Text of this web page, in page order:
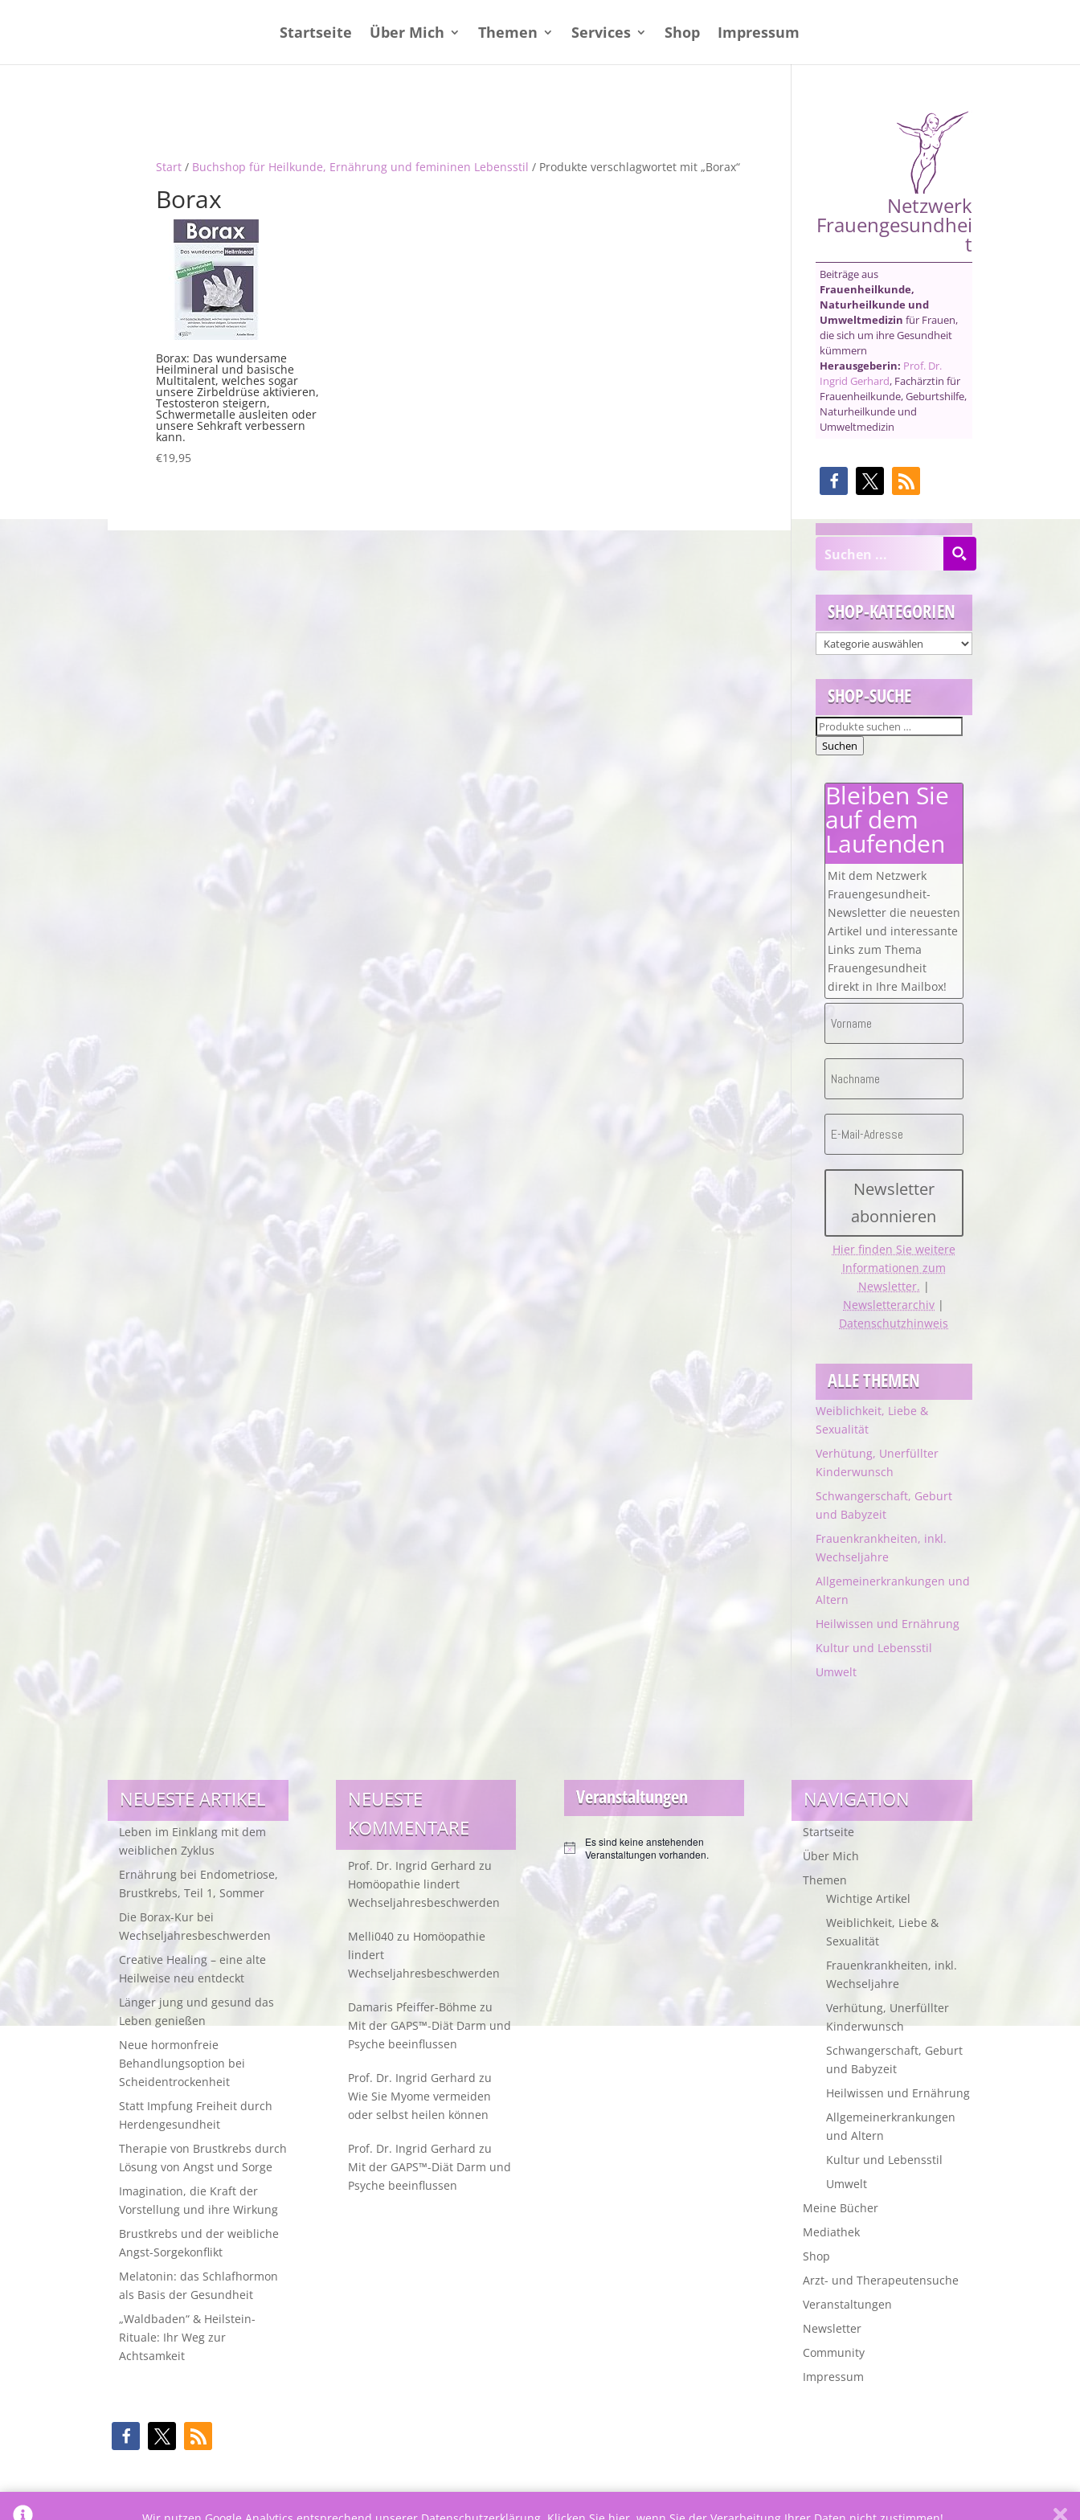
Startseite Über Mich Themen Services Shop Impressum
Start/ Buchshop für Heilkunde, Ernährung und femininen Lebensstil / Produkte verschlagwortet mit „Borax“
Borax
Borax: Das wundersame
Heilmineral und basische
Multitalent, welches sogar
unsere Zirbeldrüse aktivieren,
Testosteron steigern,
Schwermetalle ausleiten oder
unsere Sehkraft verbessern
kann.
€19,95
Netzwerk
Frauengesundhei
t
Beiträge aus
Frauenheilkunde,
Naturheilkunde und
Umweltmedizin für Frauen,
die sich um ihre Gesundheit
kümmern
Herausgeberin: Prof. Dr.
Ingrid Gerhard, Fachärztin für
Frauenheilkunde, Geburtshilfe,
Naturheilkunde und
Umweltmedizin
SHOP-KATEGORIEN
SHOP-SUCHE
Suchen
nach:
Suchen
Bleiben Sie
auf dem
Laufenden
Mit dem Netzwerk
Frauengesundheit-
Newsletter die neuesten
Artikel und interessante
Links zum Thema
Frauengesundheit
direkt in Ihre Mailbox!
Newsletter
abonnieren
Hier finden Sie weitere
Informationen zum
Newsletter. |
Newsletterarchiv |
Datenschutzhinweis
ALLE THEMEN
Weiblichkeit, Liebe &
Sexualität
Verhütung, Unerfüllter
Kinderwunsch
Schwangerschaft, Geburt
und Babyzeit
Frauenkrankheiten, inkl.
Wechseljahre
Allgemeinerkrankungen und
Altern
Heilwissen und Ernährung
Kultur und Lebensstil
Umwelt
NEUESTE ARTIKEL
Leben im Einklang mit dem
weiblichen Zyklus
Ernährung bei Endometriose,
Brustkrebs, Teil 1, Sommer
Die Borax-Kur bei
Wechseljahresbeschwerden
Creative Healing – eine alte
Heilweise neu entdeckt
Länger jung und gesund das
Leben genießen
Neue hormonfreie
Behandlungsoption bei
Scheidentrockenheit
Statt Impfung Freiheit durch
Herdengesundheit
Therapie von Brustkrebs durch
Lösung von Angst und Sorge
Imagination, die Kraft der
Vorstellung und ihre Wirkung
Brustkrebs und der weibliche
Angst-Sorgekonflikt
Melatonin: das Schlafhormon
als Basis der Gesundheit
„Waldbaden“ & Heilstein-
Rituale: Ihr Weg zur
Achtsamkeit
NEUESTE
KOMMENTARE
Prof. Dr. Ingrid Gerhard zu
Homöopathie lindert
Wechseljahresbeschwerden
Melli040zu Homöopathie
lindert
Wechseljahresbeschwerden
Damaris Pfeiffer-Böhme zu
Mit der GAPS™-Diät Darm und
Psyche beeinflussen
Prof. Dr. Ingrid Gerhard zu
Wie Sie Myome vermeiden
oder selbst heilen können
Prof. Dr. Ingrid Gerhard zu
Mit der GAPS™-Diät Darm und
Psyche beeinflussen
Veranstaltungen
Hinweis
Es sind keine anstehenden
Veranstaltungen vorhanden.
NAVIGATION
Startseite
Über Mich
Themen
Wichtige Artikel
Weiblichkeit, Liebe &
Sexualität
Frauenkrankheiten, inkl.
Wechseljahre
Verhütung, Unerfüllter
Kinderwunsch
Schwangerschaft, Geburt
und Babyzeit
Heilwissen und Ernährung
Allgemeinerkrankungen
und Altern
Kultur und Lebensstil
Umwelt
Meine Bücher
Mediathek
Shop
Arzt- und Therapeutensuche
Veranstaltungen
Newsletter
Community
Impressum